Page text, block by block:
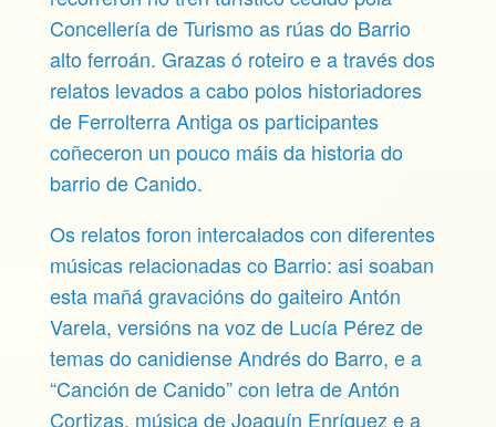
Concellería de Turismo as rúas do Barrio
alto ferroán. Grazas ó roteiro e a través dos
relatos levados a cabo polos historiadores
de Ferrolterra Antiga os participantes
coñeceron un pouco máis da historia do
barrio de Canido.
Os relatos foron intercalados con diferentes
músicas relacionadas co Barrio: asi soaban
esta mañá gravacións do gaiteiro Antón
Varela, versións na voz de Lucía Pérez de
temas do canidiense Andrés do Barro, e a
“Canción de Canido” con letra de Antón
Cortizas, música de Joaquín Enríquez e a